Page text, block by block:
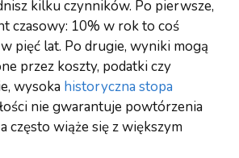
kilku czynników. Po pierwsze,
czasowy: 10% w rok to coś
pięć lat. Po drugie, wyniki mogą
przez koszty, podatki czy
wysoka historyczna stopa
nie gwarantuje powtórzenia
często wiąże się z większym